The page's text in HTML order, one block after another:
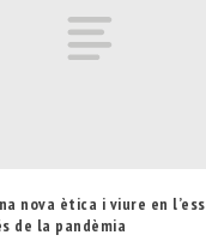
nova ètica i viure en
de la pandèmia